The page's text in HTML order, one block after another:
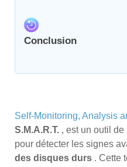
Conclusion
Self-Monitoring, Analysis
S.M.A.R.T. , est un outil
pour détecter les signes
des disques durs . Cette